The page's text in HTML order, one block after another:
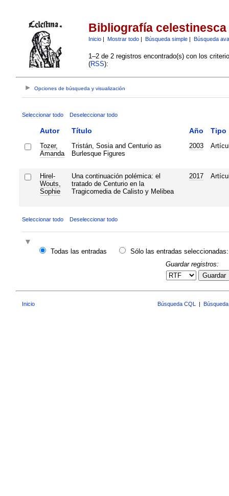
Bibliografía celestinesca
Inicio| Mostrar todo| Búsqueda simple| Búsqueda
1–2 de 2 registros encontrado(s) con los
(RSS):
Opciones de búsqueda y visualización
Seleccionar todo Deseleccionar todo
Autor Título Año Tipo
Tozer,
Amanda
Tristán, Sosia and Centurio as
Burlesque Figures
2003
Hirel-
Wouts,
Sophie
Una continuación polémica: el
tratado de Centurio en la
Tragicomedia de Calisto y Melibea
2017
Seleccionar todo Deseleccionar todo
Todas las entradas
Sólo las entradas seleccionadas:
Guardar registros:
Guardar
Inicio Búsqueda CQL